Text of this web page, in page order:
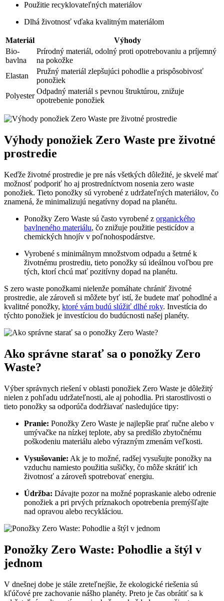
Použitie recyklovateľných materiálov
Dlhá životnosť vďaka kvalitným materiálom
Materiál
Výhody
Bio-
bavlna
Prírodný materiál, odolný proti opotrebovaniu a príjemný
na pokožke
Elastan
Pružný materiál zlepšujúci pohodlie a prispôsobivosť
ponožiek
Polyester
Odpadný materiál s pevnou štruktúrou, znižuje
opotrebenie ponožiek
Výhody ponožiek Zero Waste pre životné
prostredie
Keďže životné prostredie je pre nás všetkých dôležité, je skvelé mať
možnosť podporiť ho aj prostredníctvom nosenia zero waste
ponožiek. Tieto ponožky sú vyrobené z udržateľných materiálov, čo
znamená, že minimalizujú negatívny dopad na planétu.
Ponožky Zero Waste sú často vyrobené z organického
bavlneného materiálu, čo znižuje použitie pesticídov a
chemických hnojív v poľnohospodárstve.
Vyrobené s minimálnym množstvom odpadu a šetrné k
životnému prostrediu, tieto ponožky sú ideálnou voľbou pre
tých, ktorí chcú mať pozitívny dopad na planétu.
S zero waste ponožkami nielenže pomáhate chrániť životné
prostredie, ale zároveň si môžete byť istí, že budete mať pohodlné a
kvalitné ponožky, ktoré vám budú slúžiť dlhé roky. Investícia do
týchto ponožiek je investíciou do budúcnosti našej planéty.
Ako správne starať sa o ponožky Zero
Waste?
Výber správnych riešení v oblasti ponožiek Zero Waste je dôležitý
nielen z pohľadu udržateľnosti, ale aj pohodlia. Pri starostlivosti o
tieto ponožky sa odporúča dodržiavať nasledujúce tipy:
Pranie: Ponožky Zero Waste je najlepšie prať ručne alebo v
umývačke na nízkej teplote, aby sa predišlo zbytočnému
poškodeniu materiálu alebo výrazným zmenám veľkosti.
Vysušovanie: Ak je to možné, radšej vysušujte ponožky na
vzduchu namiesto použitia sušičky, čo môže skrátiť ich
životnosť a zároveň spotrebovať energiu.
Údržba: Dávajte pozor na možné popraskanie alebo odrenie
ponožiek a pri prvých príznakoch opotrebenia premýšľajte
nad opravou alebo recykláciou.
Ponožky Zero Waste: Pohodlie a štýl v
jednom
V dnešnej dobe je stále zreteľnejšie, že ekologické riešenia sú
kľúčové pre zachovanie nášho planéty. Preto je čas obrátiť sa k